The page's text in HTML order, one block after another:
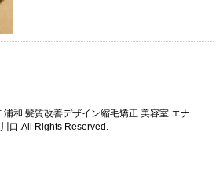
浦和 髪質改善デザイン縮毛矯正 美容室 エナ
口 .All Rights Reserved.